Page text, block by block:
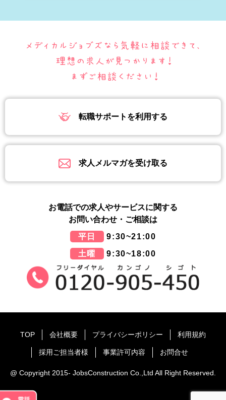
転職サポートを利用する
求人メルマガを受け取る
お電話での求人やサービスに関する
お問い合わせ・ご相談は
平日
9:30~21:00
土曜
9:30~18:00
TOP 会社概要 プライバシーポリシー 利用規約
採用ご担当者様 事業許可内容 お問合せ
@ Copyright 2015- JobsConstruction Co.,Ltd All Right Reserved.